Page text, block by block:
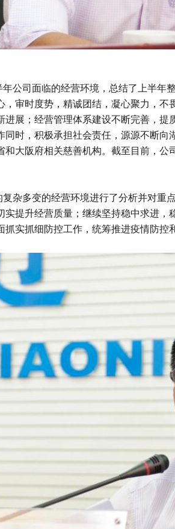
司面临的经营环境，总结了上半年
，审时度势，精诚团结，凝心聚力，
进展；经营管理体系建设不断完善，
同时，积极承担社会责任，源源不断
和大阪府相关慈善机构。截至目前，
多变的经营环境进行了分析并对重
实提升经营质量；继续坚持稳中求进
实抓细防控工作，统筹推进疫情防控